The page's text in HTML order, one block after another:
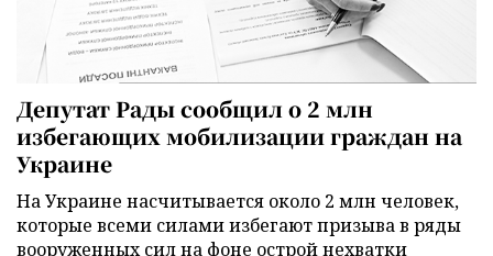
Депутат Рады сообщил о 2 млн
избегающих мобилизации граждан на
Украине
На Украине насчитывается около 2 млн человек,
которые всеми силами избегают призыва в ряды
вооруженных сил на фоне острой нехватки